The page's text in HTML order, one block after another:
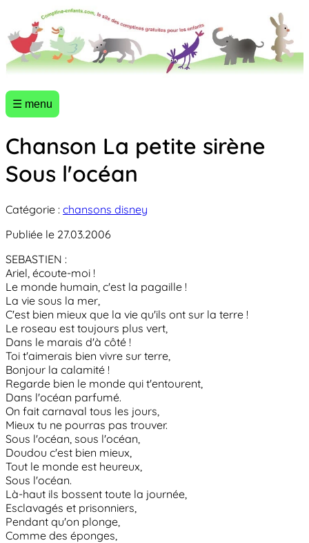
☰ menu
Chanson La petite sirène
Sous l'océan
Catégorie : chansons disney
Publiée le 27.03.2006
SEBASTIEN :
Ariel, écoute-moi !
Le monde humain, c'est la pagaille !
La vie sous la mer,
C'est bien mieux que la vie qu'ils ont sur la terre !
Le roseau est toujours plus vert,
Dans le marais d'à côté !
Toi t'aimerais bien vivre sur terre,
Bonjour la calamité !
Regarde bien le monde qui t'entourent,
Dans l'océan parfumé.
On fait carnaval tous les jours,
Mieux tu ne pourras pas trouver.
Sous l'océan, sous l'océan,
Doudou c'est bien mieux,
Tout le monde est heureux,
Sous l'océan.
Là-haut ils bossent toute la journée,
Esclavagés et prisonniers,
Pendant qu'on plonge,
Comme des éponges,